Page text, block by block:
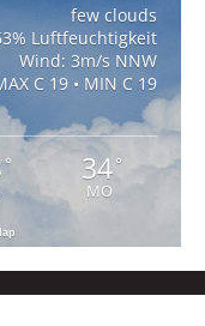
few clouds
Luftfeuchtigkeit
Wind: 3m/s NNW
C 19 • MIN C 19
° 34°
MO